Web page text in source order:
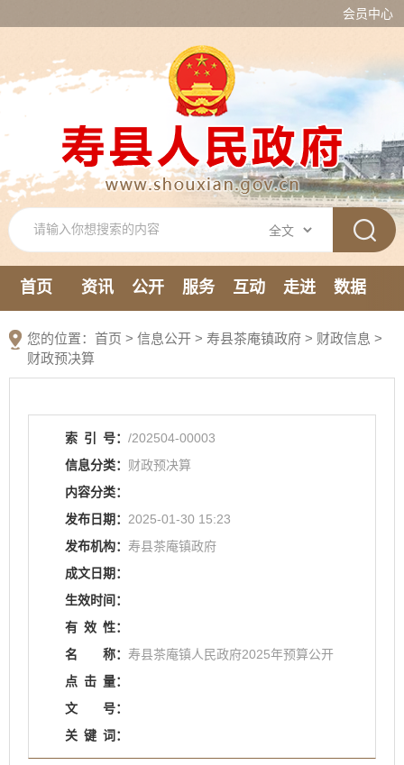
会员中心
首页 资讯 公开 服务 互动 走进
数据
您的位置： 首页 > 信息公开 > 寿县茶庵镇政府 > 财政信息 >
财政预决算
索 引 号： /202504-00003
信息分类： 财政预决算
内容分类：
发布日期： 2025-01-30 15:23
发布机构： 寿县茶庵镇政府
成文日期：
生效时间：
有 效 性：
名
称： 寿县茶庵镇人民政府2025年预算公开
点 击 量：
文
号：
关 键 词：